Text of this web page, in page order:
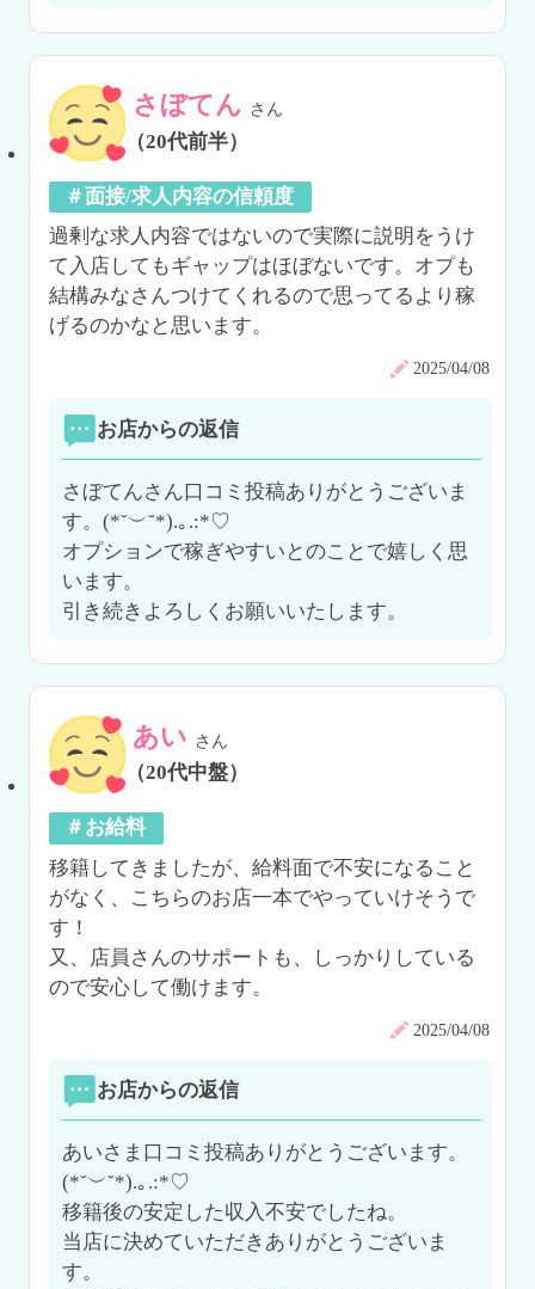
さぼてん さん
（20代前半）
＃面接/求人内容の信頼度
過剰な求人内容ではないので実際に説明をうけ
て入店してもギャップはほぼないです。オプも
結構みなさんつけてくれるので思ってるより稼
げるのかなと思います。
2025/04/08
お店からの返信
さぼてんさん口コミ投稿ありがとうございま
す。(*˘︶˘*).｡.:*♡
オプションで稼ぎやすいとのことで嬉しく思
います。
引き続きよろしくお願いいたします。
あい さん
（20代中盤）
＃お給料
移籍してきましたが、給料面で不安になること
がなく、こちらのお店一本でやっていけそうで
す！
又、店員さんのサポートも、しっかりしている
ので安心して働けます。
2025/04/08
お店からの返信
あいさま口コミ投稿ありがとうございます。
(*˘︶˘*).｡.:*♡
移籍後の安定した収入不安でしたね。
当店に決めていただきありがとうございま
す。